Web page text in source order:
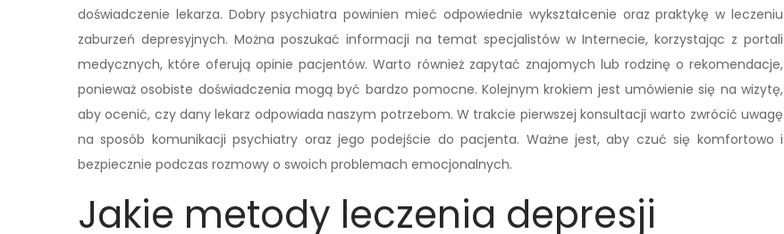
doświadczenie lekarza. Dobry psychiatra powinien mieć odpowiednie wykształcenie oraz praktykę w leczeniu
zaburzeń depresyjnych. Można poszukać informacji na temat specjalistów w Internecie, korzystając z portali
medycznych, które oferują opinie pacjentów. Warto również zapytać znajomych lub rodzinę o rekomendacje,
ponieważ osobiste doświadczenia mogą być bardzo pomocne. Kolejnym krokiem jest umówienie się na wizytę,
aby ocenić, czy dany lekarz odpowiada naszym potrzebom. W trakcie pierwszej konsultacji warto zwrócić uwagę
na sposób komunikacji psychiatry oraz jego podejście do pacjenta. Ważne jest, aby czuć się komfortowo i
bezpiecznie podczas rozmowy o swoich problemach emocjonalnych.
Jakie metody leczenia depresji